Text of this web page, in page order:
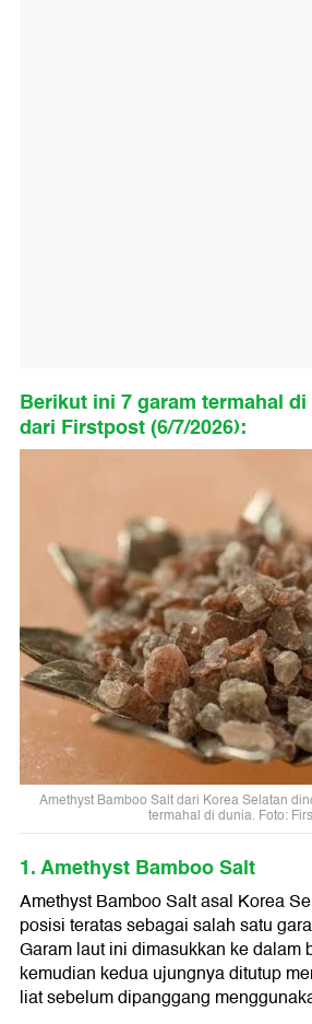
Berikut ini 7 garam termahal
dari Firstpost (6/7/2026):
Amethyst Bamboo Salt dari Korea Selatan
termahal di dunia. Foto:
1. Amethyst Bamboo Salt
Amethyst Bamboo Salt asal Korea
posisi teratas sebagai salah satu
Garam laut ini dimasukkan ke dalam
kemudian kedua ujungnya ditutup
liat sebelum dipanggang